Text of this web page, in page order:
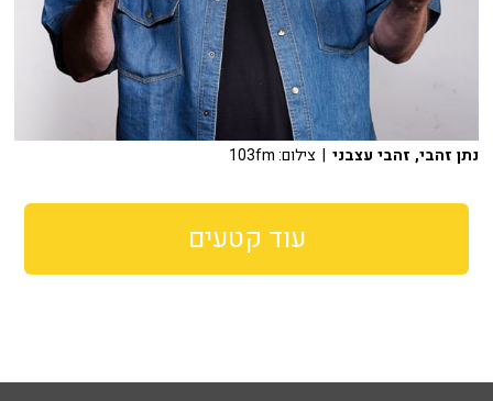
נתן זהבי, זהבי עצבני | צילום: 103fm
עוד קטעים